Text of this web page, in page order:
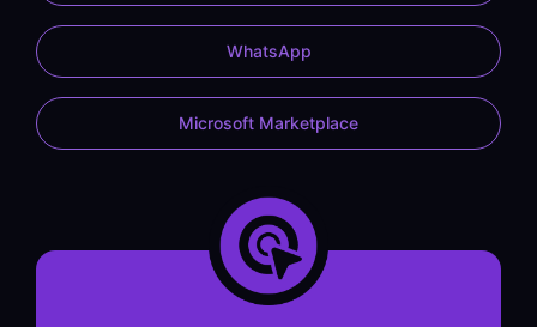
WhatsApp
Microsoft Marketplace